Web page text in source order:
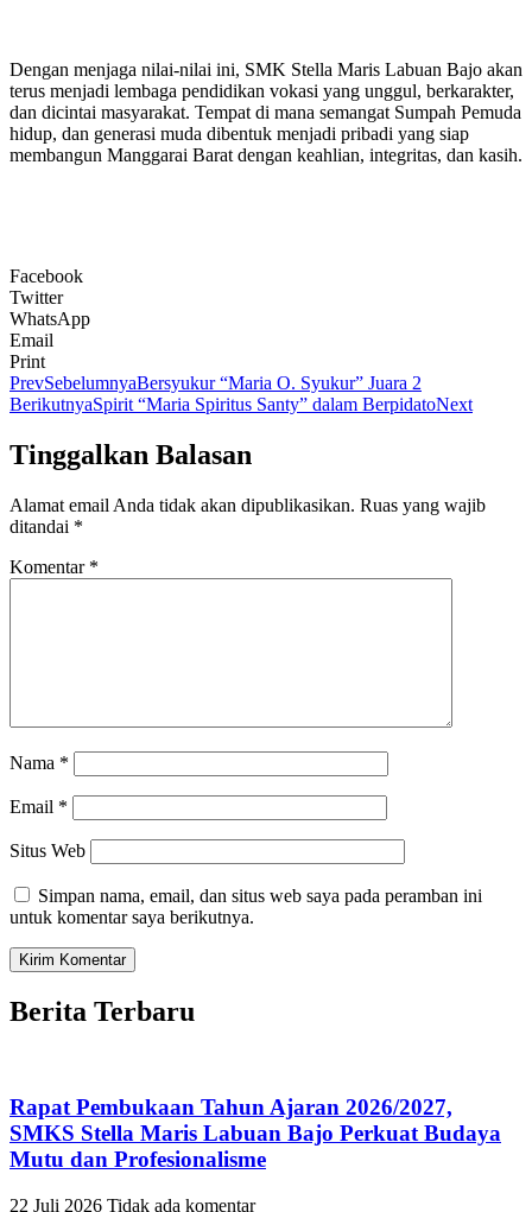
Dengan menjaga nilai-nilai ini, SMK Stella Maris Labuan Bajo akan
terus menjadi lembaga pendidikan vokasi yang unggul, berkarakter,
dan dicintai masyarakat. Tempat di mana semangat Sumpah Pemuda
hidup, dan generasi muda dibentuk menjadi pribadi yang siap
membangun Manggarai Barat dengan keahlian, integritas, dan kasih.
Facebook
Twitter
WhatsApp
Email
Print
PrevSebelumnyaBersyukur “Maria O. Syukur” Juara 2
BerikutnyaSpirit “Maria Spiritus Santy” dalam BerpidatoNext
Tinggalkan Balasan
Alamat email Anda tidak akan dipublikasikan. Ruas yang wajib
ditandai *
Komentar *
Nama *
Email *
Situs Web
Simpan nama, email, dan situs web saya pada peramban ini
untuk komentar saya berikutnya.
Berita Terbaru
Rapat Pembukaan Tahun Ajaran 2026/2027,
SMKS Stella Maris Labuan Bajo Perkuat Budaya
Mutu dan Profesionalisme
22 Juli 2026 Tidak ada komentar